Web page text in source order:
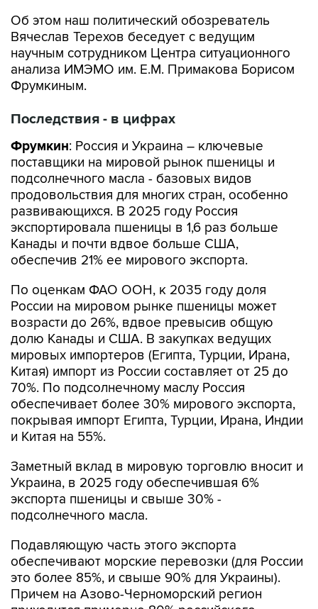
Об этом наш политический обозреватель
Вячеслав Терехов беседует с ведущим
научным сотрудником Центра ситуационного
анализа ИМЭМО им. Е.М. Примакова Борисом
Фрумкиным.
Последствия - в цифрах
Фрумкин: Россия и Украина – ключевые
поставщики на мировой рынок пшеницы и
подсолнечного масла - базовых видов
продовольствия для многих стран, особенно
развивающихся. В 2025 году Россия
экспортировала пшеницы в 1,6 раз больше
Канады и почти вдвое больше США,
обеспечив 21% ее мирового экспорта.
По оценкам ФАО ООН, к 2035 году доля
России на мировом рынке пшеницы может
возрасти до 26%, вдвое превысив общую
долю Канады и США. В закупках ведущих
мировых импортеров (Египта, Турции, Ирана,
Китая) импорт из России составляет от 25 до
70%. По подсолнечному маслу Россия
обеспечивает более 30% мирового экспорта,
покрывая импорт Египта, Турции, Ирана, Индии
и Китая на 55%.
Заметный вклад в мировую торговлю вносит и
Украина, в 2025 году обеспечившая 6%
экспорта пшеницы и свыше 30% -
подсолнечного масла.
Подавляющую часть этого экспорта
обеспечивают морские перевозки (для России
это более 85%, и свыше 90% для Украины).
Причем на Азово-Черноморский регион